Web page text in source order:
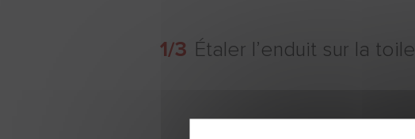
1/3 Étaler l’enduit sur la